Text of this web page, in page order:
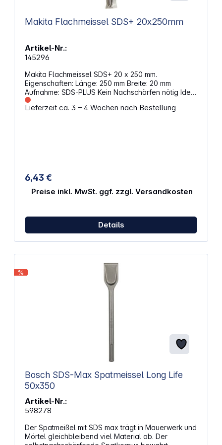
Makita Flachmeissel SDS+ 20x250mm
Artikel-Nr.:
145296
Makita Flachmeissel SDS+ 20 x 250 mm.
Eigenschaften: Länge: 250 mm Breite: 20 mm
Aufnahme: SDS-PLUS Kein Nachschärfen nötig Ideal
für allgemeine Meißel- und Abbrucharbeiten in
Beton Anzahl: 1
Lieferzeit ca. 3 – 4 Wochen nach Bestellung
6,43 €
Preise inkl. MwSt. ggf. zzgl. Versandkosten
Details
%
Bosch SDS-Max Spatmeissel Long Life
50x350
Artikel-Nr.:
598278
Der Spatmeißel mit SDS max trägt in Mauerwerk und
Mörtel gleichbleibend viel Material ab. Der